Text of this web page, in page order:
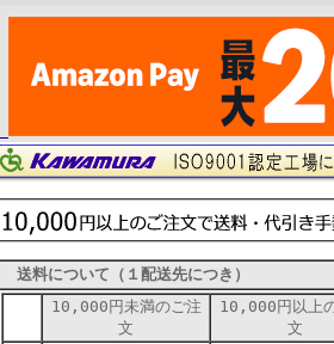
送料について（１配送先につき）
10,000円未満のご注
文
10,000円以上
文